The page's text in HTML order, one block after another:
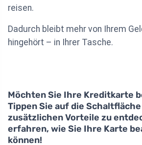
reisen.
Dadurch bleibt mehr von Ihrem
hingehört – in Ihrer Tasche.
Möchten Sie Ihre Kreditkarte
Tippen Sie auf die
zusätzlichen Vorteile zu
erfahren, wie Sie Ihre Karte
können!